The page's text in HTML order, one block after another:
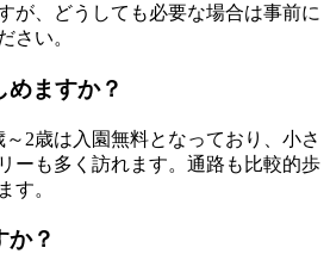
が、どうしても必要な場合は事前に
さい。
ますか？
2歳は入園無料となっており、小さ
ーも多く訪れます。通路も比較的歩
す。
か？